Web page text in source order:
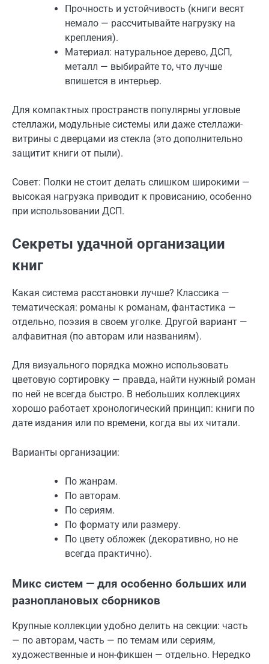
Прочность и устойчивость (книги весят
немало — рассчитывайте нагрузку на
крепления).
Материал: натуральное дерево, ДСП,
металл — выбирайте то, что лучше
впишется в интерьер.
Для компактных пространств популярны угловые
стеллажи, модульные системы или даже стеллажи-
витрины с дверцами из стекла (это дополнительно
защитит книги от пыли).
Совет: Полки не стоит делать слишком широкими —
высокая нагрузка приводит к провисанию, особенно
при использовании ДСП.
Секреты удачной организации
книг
Какая система расстановки лучше? Классика —
тематическая: романы к романам, фантастика —
отдельно, поэзия в своем уголке. Другой вариант —
алфавитная (по авторам или названиям).
Для визуального порядка можно использовать
цветовую сортировку — правда, найти нужный роман
по ней не всегда быстро. В небольших коллекциях
хорошо работает хронологический принцип: книги по
дате издания или по времени, когда вы их читали.
Варианты организации:
По жанрам.
По авторам.
По сериям.
По формату или размеру.
По цвету обложек (декоративно, но не
всегда практично).
Микс систем — для особенно больших или
разноплановых сборников
Крупные коллекции удобно делить на секции: часть
— по авторам, часть — по темам или сериям,
художественные и нон-фикшен — отдельно. Нередко